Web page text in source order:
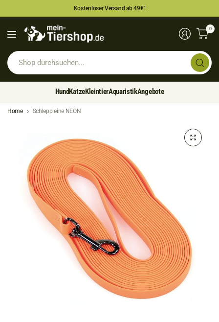
Kostenloser Versand ab 49€¹
0
HundKatzeKleintierAquaristikAngebote
Home Schleppleine NEON